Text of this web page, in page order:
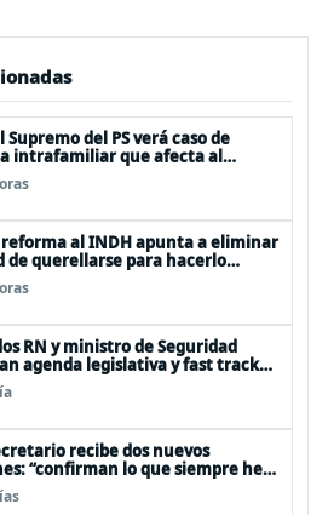
del PS verá caso de
intrafamiliar que afecta al
Espinoza
reforma al INDH apunta a eliminar
de querellarse para hacerlo
RN y ministro de Seguridad
agenda legislativa y fast track
recibe dos nuevos
“confirman lo que siempre he
no consumo droga”